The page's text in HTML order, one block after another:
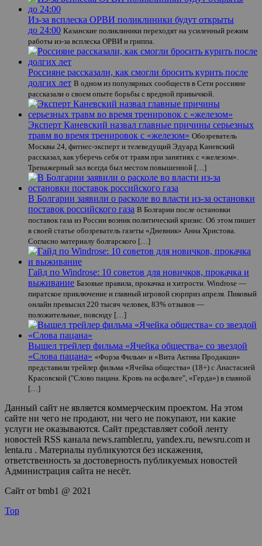
Из-за всплеска ОРВИ поликлиники будут открыты
до 24:00 Казанские поликлиники переходят на усиленный режим
работы из-за всплеска ОРВИ и гриппа.
Россияне рассказали, как смогли бросить курить после
долгих лет В одном из популярных сообществ в Сети россияне
рассказали о своем опыте борьбы с вредной привычкой.
Эксперт Каневский назвал главные причины серьезных
травм во время тренировок с «железом» Обозреватель
Москвы 24, фитнес-эксперт и телеведущий Эдуард Каневский
рассказал, как уберечь себя от травм при занятиях с «железом».
Тренажерный зал всегда был местом повышенной […]
В Болгарии заявили о расколе во власти из-за остановки
поставок российского газа В Болгарии после остановки
поставок газа из России возник политический кризис. Об этом пишет
в своей статье обозреватель газеты «Дневник» Анна Христова.
Согласно материалу болгарского […]
Гайд по Windrose: 10 советов для новичков, прокачка и
выживание Базовые правила, прокачка и хитрости. Windrose —
пиратское приключение и главный игровой сюрприз апреля. Пиковый
онлайн превысил 220 тысяч человек, 83% отзывов —
положительные, повсюду […]
Вышел трейлер фильма «Ячейка общества» со звездой
«Слова пацана» «Форза Фильм» и «Вита Актива Продакшн»
представили трейлер фильма «Ячейка общества» (18+) с Анастасией
Красовской ("Слово пацана. Кровь на асфальте", «Герда») в главной
[…]
Данный сайт не является коммерческим проектом. На этом
сайте ни чего не продают, ни чего не покупают, ни какие
услуги не оказываются. Сайт представляет собой ленту
новостей RSS канала news.rambler.ru, yandex.ru, newsru.com и
lenta.ru . Материалы публикуются без искажения,
ответственность за достоверность публикуемых новостей
Администрация сайта не несёт.
Сайт от bmb1 @ 2021
Top